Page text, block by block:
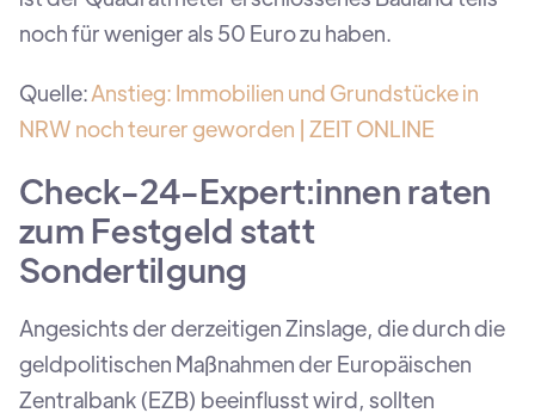
noch für weniger als 50 Euro zu haben.
Quelle:Anstieg: Immobilien und Grundstücke in
NRW noch teurer geworden | ZEIT ONLINE
Check-24-Expert:innen raten
zum Festgeld statt
Sondertilgung
Angesichts der derzeitigen Zinslage, die durch die
geldpolitischen Maßnahmen der Europäischen
Zentralbank (EZB) beeinflusst wird, sollten